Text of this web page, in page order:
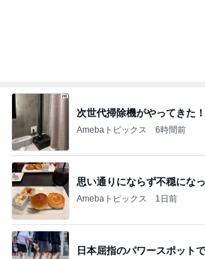
次世代掃除機がやってきた！
Amebaトピックス 6時間前
思い通りにならず不穏にな
Amebaトピックス 1日前
日本屈指のパワースポット